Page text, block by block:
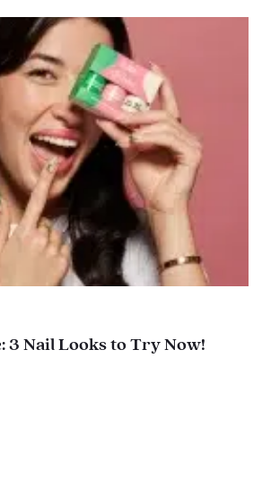
3 Nail Looks to Try Now!